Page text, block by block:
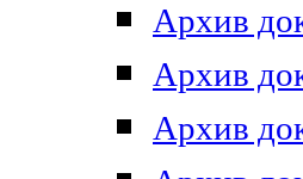
Архив
Архив
Архив